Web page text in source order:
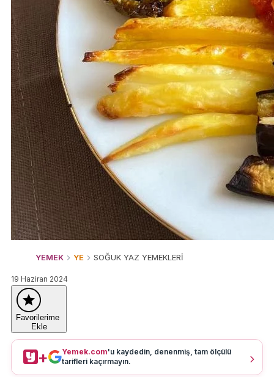
YEMEK YE SOĞUK YAZ YEMEKLERİ
19 Haziran 2024
Favorilerime
Ekle
+ Yemek.com'u kaydedin, denenmiş, tam ölçülü
tarifleri kaçırmayın.